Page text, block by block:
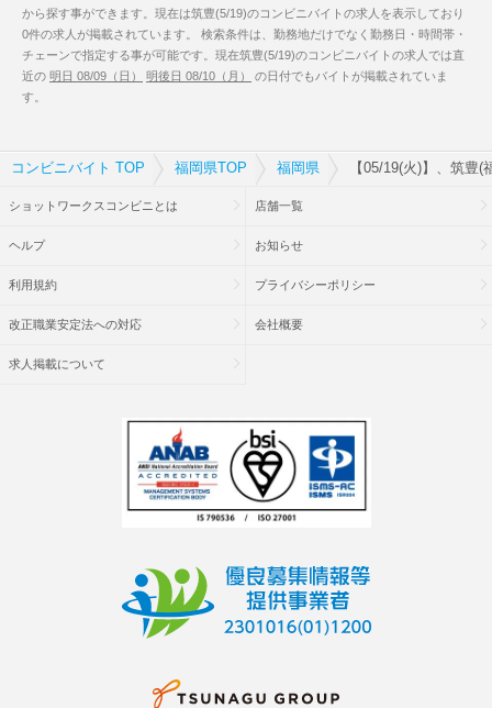
から探す事ができます。現在は筑豊(5/19)のコンビニバイトの求人を表示しており
0件の求人が掲載されています。 検索条件は、勤務地だけでなく勤務日・時間帯・
チェーンで指定する事が可能です。現在筑豊(5/19)のコンビニバイトの求人では直
近の 明日 08/09（日） 明後日 08/10（月）
の日付でもバイトが掲載されていま
す。
コンビニバイト TOP 福岡県TOP 福岡県 【05/19(火)】、筑豊
ショットワークスコンビニとは 店舗一覧
ヘルプ お知らせ
利用規約 プライバシーポリシー
改正職業安定法への対応 会社概要
求人掲載について